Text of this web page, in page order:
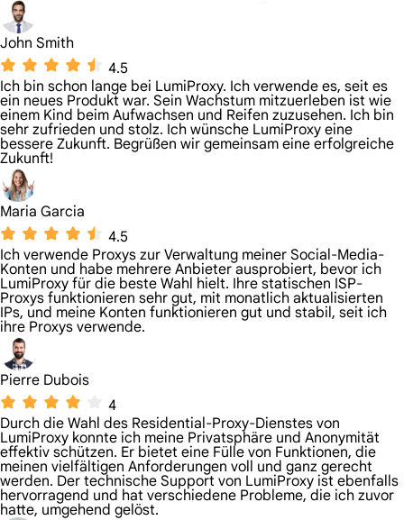
John Smith
4.5
Ich bin schon lange bei LumiProxy. Ich verwende es, seit es
ein neues Produkt war. Sein Wachstum mitzuerleben ist wie
einem Kind beim Aufwachsen und Reifen zuzusehen. Ich bin
sehr zufrieden und stolz. Ich wünsche LumiProxy eine
bessere Zukunft. Begrüßen wir gemeinsam eine erfolgreiche
Zukunft!
Maria Garcia
4.5
Ich verwende Proxys zur Verwaltung meiner Social-Media-
Konten und habe mehrere Anbieter ausprobiert, bevor ich
LumiProxy für die beste Wahl hielt. Ihre statischen ISP-
Proxys funktionieren sehr gut, mit monatlich aktualisierten
IPs, und meine Konten funktionieren gut und stabil, seit ich
ihre Proxys verwende.
Pierre Dubois
4
Durch die Wahl des Residential-Proxy-Dienstes von
LumiProxy konnte ich meine Privatsphäre und Anonymität
effektiv schützen. Er bietet eine Fülle von Funktionen, die
meinen vielfältigen Anforderungen voll und ganz gerecht
werden. Der technische Support von LumiProxy ist ebenfalls
hervorragend und hat verschiedene Probleme, die ich zuvor
hatte, umgehend gelöst.